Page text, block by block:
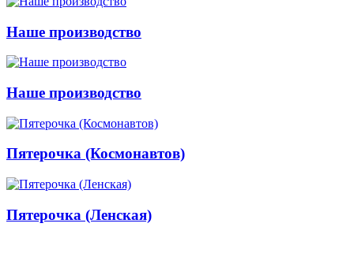
Наше производство
Наше производство
Пятерочка (Космонавтов)
Пятерочка (Ленская)